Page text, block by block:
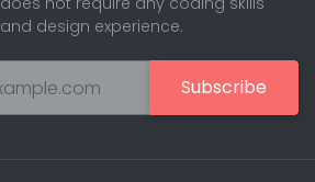
and design experience.
Subscribe